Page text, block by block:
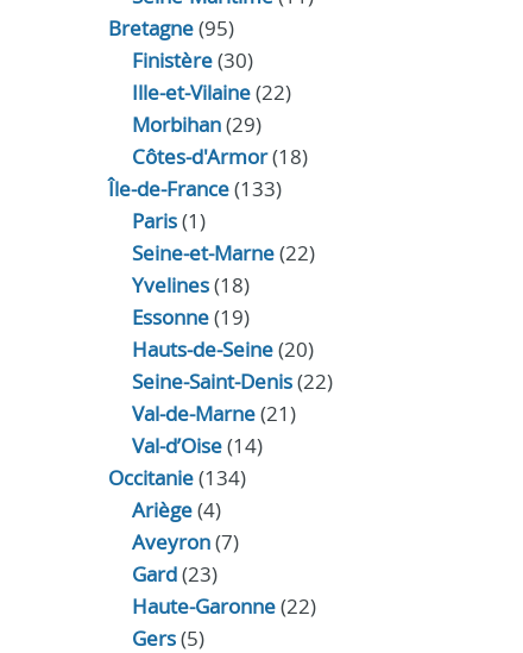
Bretagne(95)
Finistère(30)
Ille-et-Vilaine(22)
Morbihan(29)
Côtes-d'Armor(18)
Île-de-France(133)
Paris(1)
Seine-et-Marne(22)
Yvelines(18)
Essonne(19)
Hauts-de-Seine(20)
Seine-Saint-Denis(22)
Val-de-Marne(21)
Val-d’Oise(14)
Occitanie(134)
Ariège(4)
Aveyron(7)
Gard(23)
Haute-Garonne(22)
Gers(5)